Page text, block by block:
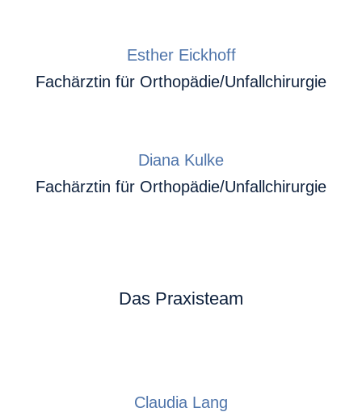
Esther Eickhoff
Fachärztin für Orthopädie/Unfallchirurgie
Diana Kulke
Fachärztin für Orthopädie/Unfallchirurgie
Das Praxisteam
Claudia Lang